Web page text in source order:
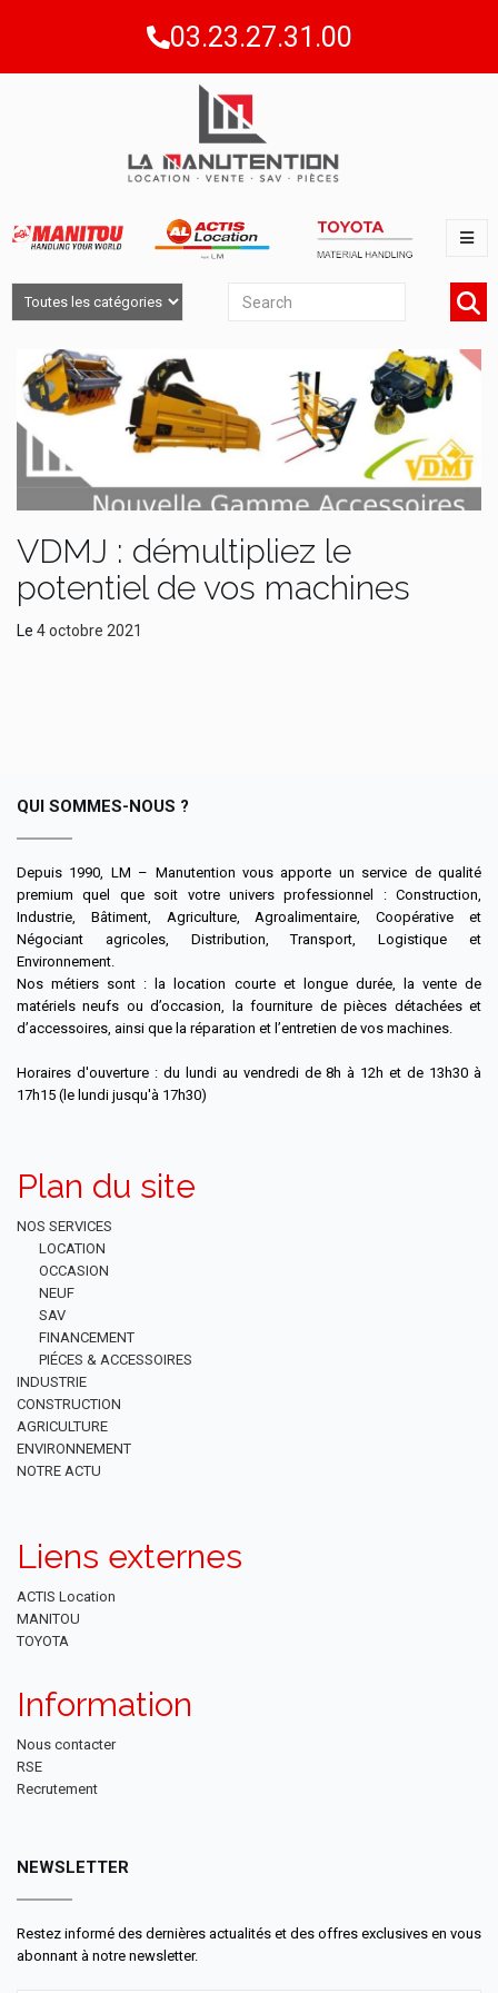
03.23.27.31.00
VDMJ : démultipliez le
potentiel de vos machines
Le 4 octobre 2021
QUI SOMMES-NOUS ?
Depuis 1990, LM – Manutention vous apporte un service de qualité
premium quel que soit votre univers professionnel : Construction,
Industrie, Bâtiment, Agriculture, Agroalimentaire, Coopérative et
Négociant agricoles, Distribution, Transport, Logistique et
Environnement.
Nos métiers sont : la location courte et longue durée, la vente de
matériels neufs ou d’occasion, la fourniture de pièces détachées et
d’accessoires, ainsi que la réparation et l’entretien de vos machines.
Horaires d'ouverture : du lundi au vendredi de 8h à 12h et de 13h30 à
17h15 (le lundi jusqu'à 17h30)
Plan du site
NOS SERVICES
LOCATION
OCCASION
NEUF
SAV
FINANCEMENT
PIÉCES & ACCESSOIRES
INDUSTRIE
CONSTRUCTION
AGRICULTURE
ENVIRONNEMENT
NOTRE ACTU
Liens externes
ACTIS Location
MANITOU
TOYOTA
Information
Nous contacter
RSE
Recrutement
NEWSLETTER
Restez informé des dernières actualités et des offres exclusives en vous
abonnant à notre newsletter.